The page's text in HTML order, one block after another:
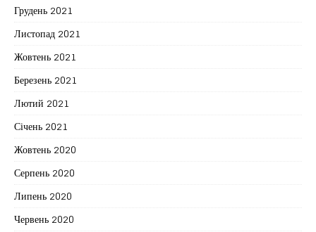
Грудень 2021
Листопад 2021
Жовтень 2021
Березень 2021
Лютий 2021
Січень 2021
Жовтень 2020
Серпень 2020
Липень 2020
Червень 2020